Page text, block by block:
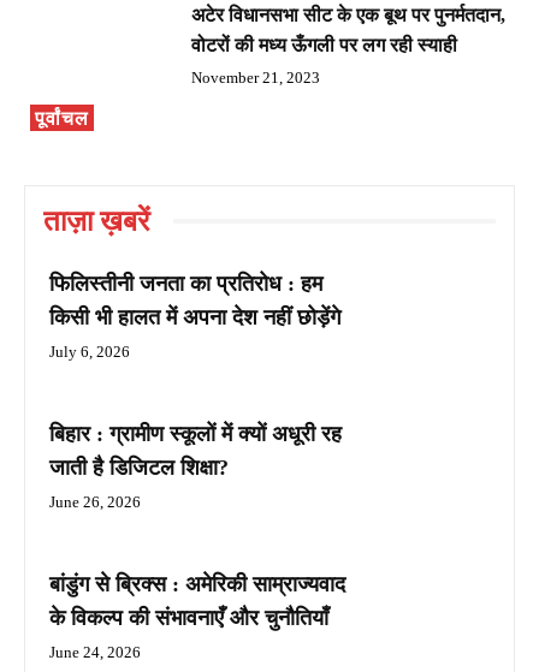
पूर्वांचल
अटेर विधानसभा सीट के एक बूथ पर पुनर्मतदान,
वोटरों की मध्य ऊँगली पर लग रही स्याही
November 21, 2023
ताज़ा ख़बरें
फिलिस्तीनी जनता का प्रतिरोध : हम
किसी भी हालत में अपना देश नहीं छोड़ेंगे
July 6, 2026
बिहार : ग्रामीण स्कूलों में क्यों अधूरी रह
जाती है डिजिटल शिक्षा?
June 26, 2026
बांडुंग से ब्रिक्स : अमेरिकी साम्राज्यवाद
के विकल्प की संभावनाएँ और चुनौतियाँ
June 24, 2026